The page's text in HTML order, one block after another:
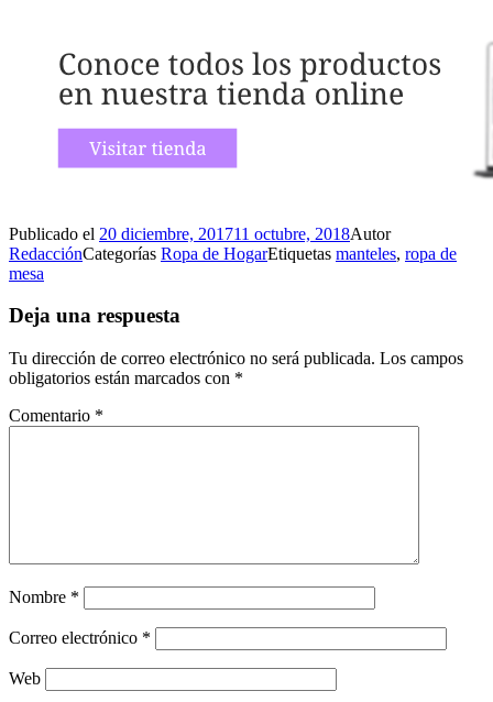
Publicado el 20 diciembre, 201711 octubre, 2018Autor
RedacciónCategorías Ropa de HogarEtiquetas manteles, ropa de
mesa
Deja una respuesta
Tu dirección de correo electrónico no será publicada. Los campos
obligatorios están marcados con *
Comentario *
Nombre *
Correo electrónico *
Web